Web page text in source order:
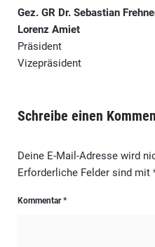
Gez. GR Dr. Sebastian
Lorenz Amiet
Vizepräsident
Schreibe einen
Deine E-Mail-Adresse wird
Erforderliche Felder sind mit
Kommentar*